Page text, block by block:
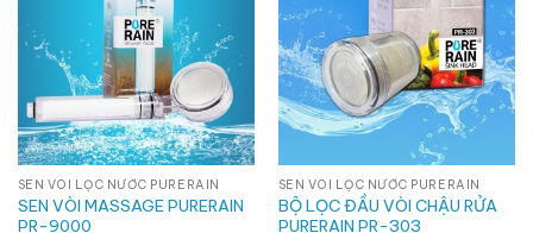
SEN VÒI LỌC NƯỚC PURERAIN
SEN VÒI MASSAGE PURERAIN
PR-9000
SEN VÒI LỌC NƯỚC PURERAIN
BỘ LỌC ĐẦU VÒI CHẬU RỬA
PURERAIN PR-303